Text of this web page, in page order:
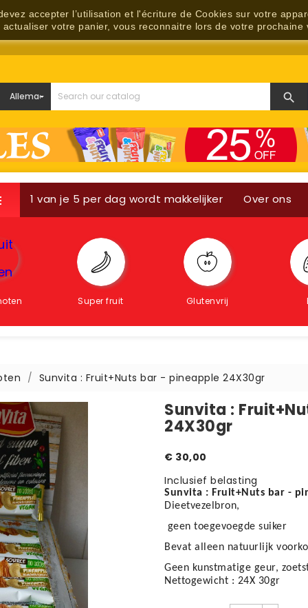
accepter l’utilisation et l'écriture de Cookies sur votre
votre panier, vous reconnaitre lors de votre prochaine

1 van je 5 per dag wordt makkelijker Over ons
Super fruit Glutenvrij
Sunvita : Fruit+Nuts bar - pineapple 24X30gr
Sunvita :
24X30gr
€ 30,00
Inclusief belasting
Sunvita : Fruit+Nuts bar -
Dieetvezelbron,
geen toegevoegde suiker
Bevat alleen natuurlijk
Geen kunstmatige geur,
Nettogewicht : 24X 30gr